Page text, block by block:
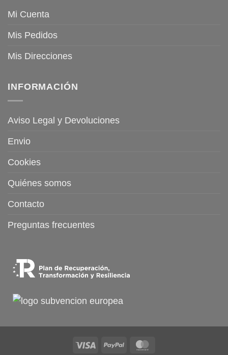
Mi Cuenta
Mis Pedidos
Mis Direcciones
INFORMACIÓN
Aviso Legal y Devoluciones
Envio
Cookies
Quiénes somos
Contacto
Preguntas frecuentes
Visa PayPal